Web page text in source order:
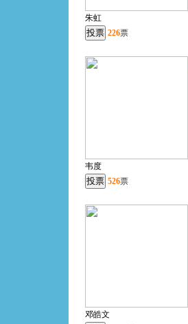
朱虹
226票
韦度
526票
邓皓文